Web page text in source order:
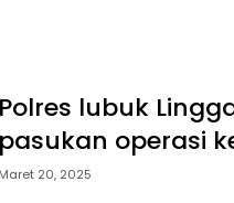
Polres lubuk
pasukan operasi
Maret 20, 2025